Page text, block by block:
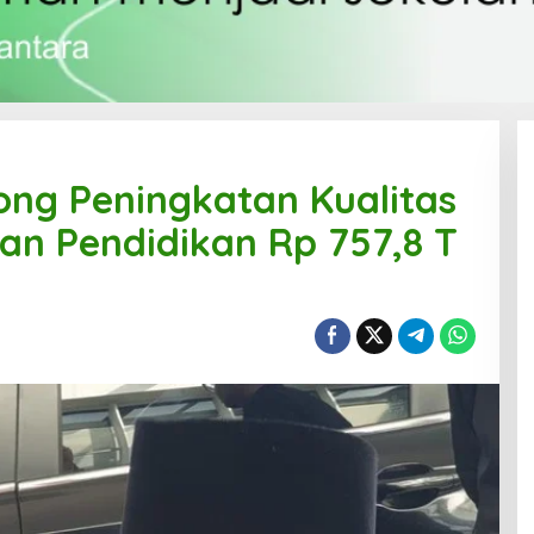
Peningkatan Kualitas
Pendidikan Rp 757,8 T